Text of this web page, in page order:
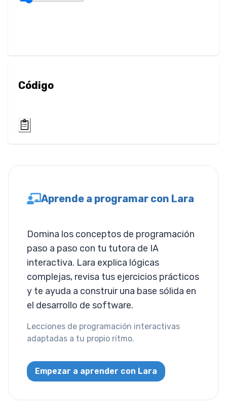
Layout
Estilo de Lista
Miscallaneous
Cursor
Espaciado de
Letras
Ajuste de
Desbordamiento
Tamaño de
Tabulación
Texto
Código
Aprende a programar con Lara
Domina los conceptos de programación
paso a paso con tu tutora de IA
interactiva. Lara explica lógicas
complejas, revisa tus ejercicios prácticos
y te ayuda a construir una base sólida en
el desarrollo de software.
Lecciones de programación interactivas
adaptadas a tu propio ritmo.
Empezar a aprender con Lara